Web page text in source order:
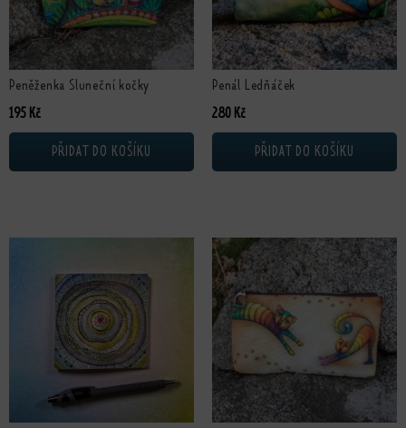
Peněženka Sluneční kočky
195 Kč
PŘIDAT DO KOŠÍKU
Penál Ledňáček
280 Kč
PŘIDAT DO KOŠÍKU